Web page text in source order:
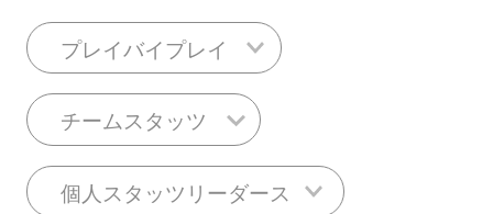
プレイバイプレイ
チームスタッツ
個人スタッツリーダース